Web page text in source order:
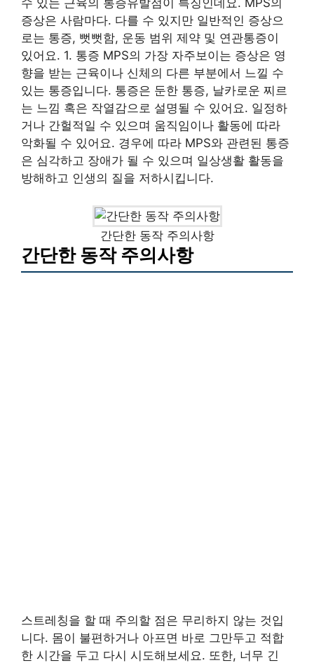
수 있는 근육의 통증유발점이 특징인데요. MPS의
증상은 사람마다. 다를 수 있지만 일반적인 증상으
로는 통증, 뻣뻣함, 운동 범위 제약 및 연관통증이
있어요. 1. 통증 MPS의 가장 자주보이는 증상은 영
향을 받는 근육이나 신체의 다른 부분에서 느낄 수
있는 통증입니다. 통증은 둔한 통증, 날카로운 찌르
는 느낌 혹은 작열감으로 설명될 수 있어요. 일정하
거나 간헐적일 수 있으며 움직임이나 활동에 따라
악화될 수 있어요. 경우에 따라 MPS와 관련된 통증
은 심각하고 장애가 될 수 있으며 일상생활 활동을
방해하고 인생의 질을 저하시킵니다.
간단한 동작 주의사항
간단한 동작 주의사항
스트레칭을 할 때 주의할 점은 무리하지 않는 것입
니다. 몸이 불편하거나 아프면 바로 그만두고 적합
한 시간을 두고 다시 시도해보세요. 또한, 너무 긴